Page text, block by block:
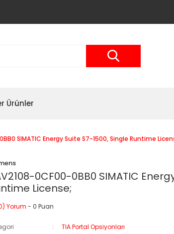
Ürünler
SIMATIC Energy Suite S7-1500, Single Runtime
0CF00-0BB0 SIMATIC
License;
Yorum - 0 Puan
TIA Portal Opsiyonları